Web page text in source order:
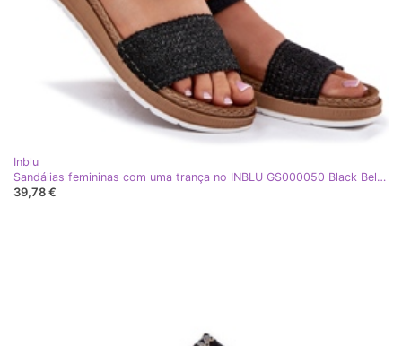
Inblu
Sandálias femininas com uma trança no INBLU GS000050 Black Belt preto
39,78 €